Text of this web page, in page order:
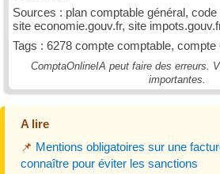
Sources : plan comptable général,
site economie.gouv.fr, site
Tags : 6278 compte comptable, compte
ComptaOnlineIA peut faire des erreurs.
importantes.
A lire
📌 Mentions obligatoires sur une
connaître pour éviter les sanctions